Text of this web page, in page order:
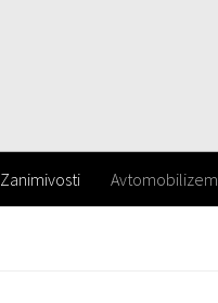
Zanimivosti Avtomobilizem